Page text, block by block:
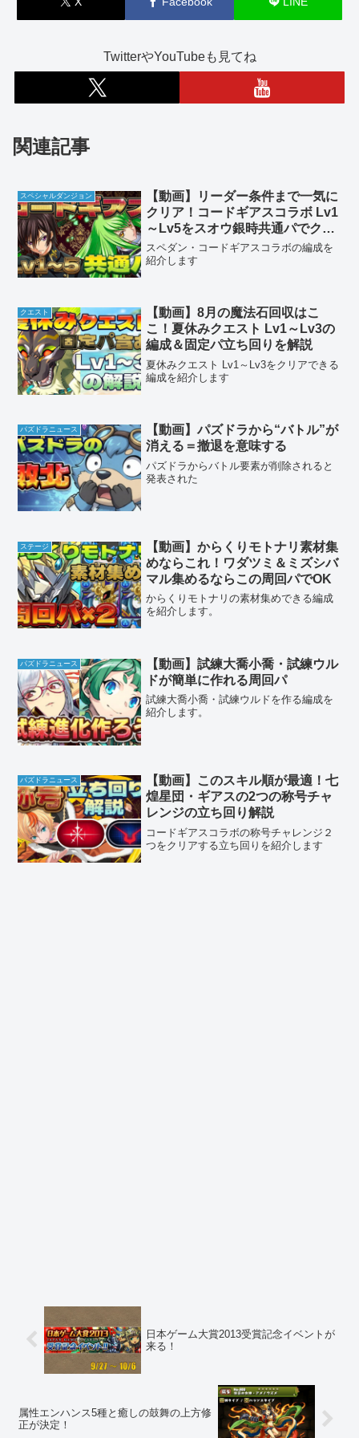
TwitterやYouTubeも見てね
関連記事
スペシャルダンジョン
【動画】リーダー条件まで一気に
クリア！コードギアスコラボ Lv1
～Lv5をスオウ銀時共通パでクリ
ア
スペダン・コードギアスコラボの編成を
紹介します
クエスト
【動画】8月の魔法石回収はこ
こ！夏休みクエスト Lv1～Lv3の
編成＆固定パ立ち回りを解説
夏休みクエスト Lv1～Lv3をクリアできる
編成を紹介します
パズドラニュース
【動画】パズドラから“バトル”が
消える＝撤退を意味する
パズドラからバトル要素が削除されると
発表された
ステージ
【動画】からくりモトナリ素材集
めならこれ！ワダツミ＆ミズシバ
マル集めるならこの周回パでOK
からくりモトナリの素材集めできる編成
を紹介します。
パズドラニュース
【動画】試練大喬小喬・試練ウル
ドが簡単に作れる周回パ
試練大喬小喬・試練ウルドを作る編成を
紹介します。
パズドラニュース
【動画】このスキル順が最適！七
煌星団・ギアスの2つの称号チャ
レンジの立ち回り解説
コードギアスコラボの称号チャレンジ２
つをクリアする立ち回りを紹介します
日本ゲーム大賞2013受賞記念イベントが
来る！
属性エンハンス5種と癒しの鼓舞の上方修
正が決定！